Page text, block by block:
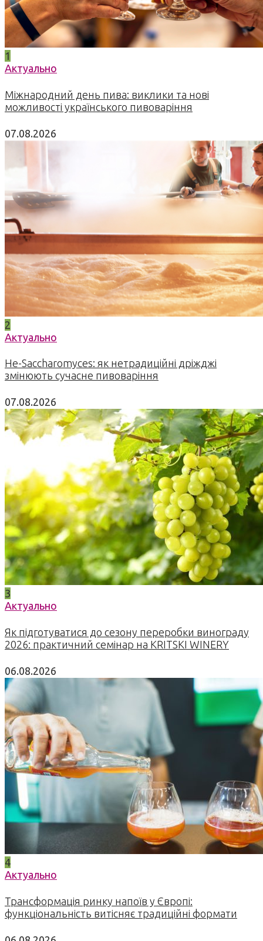
1
Актуально
Міжнародний день пива: виклики та нові
можливості українського пивоваріння
07.08.2026
2
Актуально
Не-Saccharomyces: як нетрадиційні дріжджі
змінюють сучасне пивоваріння
07.08.2026
3
Актуально
Як підготуватися до сезону переробки винограду
2026: практичний семінар на KRITSKI WINERY
06.08.2026
4
Актуально
Трансформація ринку напоїв у Європі:
функціональність витісняє традиційні формати